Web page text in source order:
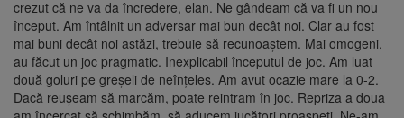
crezut că ne va da încredere, elan. Ne gândeam că va fi un nou
început. Am întâlnit un adversar mai bun decât noi. Clar au fost
mai buni decât noi astăzi, trebuie să recunoaştem. Mai omogeni,
au făcut un joc pragmatic. Inexplicabil începutul de joc. Am luat
două goluri pe greşeli de neînțeles. Am avut ocazie mare la 0-2.
Dacă reuşeam să marcăm, poate reintram în joc. Repriza a doua